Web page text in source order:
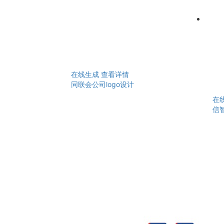
在线生成 查看详情
同联会公司logo设计
在
信